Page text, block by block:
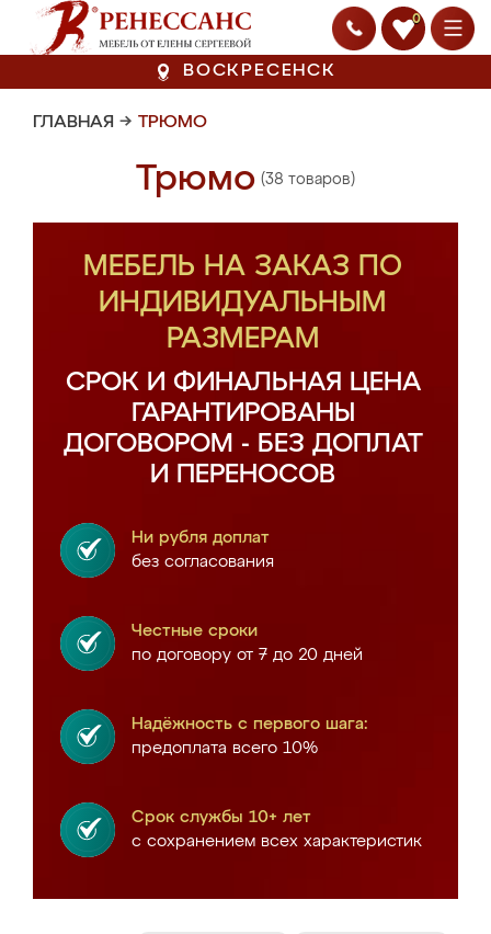
0
ВОСКРЕСЕНСК
ГЛАВНАЯ → ТРЮМО
Трюмо (38 товаров)
МЕБЕЛЬ НА ЗАКАЗ ПО
ИНДИВИДУАЛЬНЫМ
РАЗМЕРАМ
СРОК И ФИНАЛЬНАЯ ЦЕНА
ГАРАНТИРОВАНЫ
ДОГОВОРОМ - БЕЗ ДОПЛАТ
И ПЕРЕНОСОВ
Ни рубля доплат
без согласования
Честные сроки
по договору от 7 до 20 дней
Надёжность с первого шага:
предоплата всего 10%
Срок службы 10+ лет
с сохранением всех характеристик